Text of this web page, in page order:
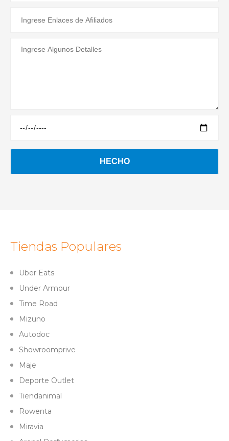
Tiendas Populares
Uber Eats
Under Armour
Time Road
Mizuno
Autodoc
Showroomprive
Maje
Deporte Outlet
Tiendanimal
Rowenta
Miravia